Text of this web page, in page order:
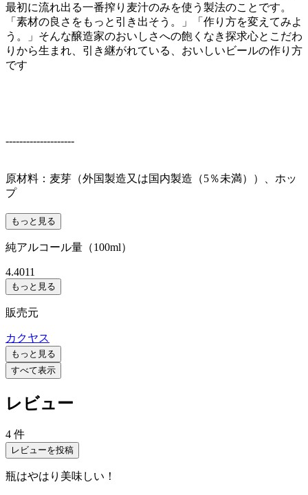
最初に流れ出る一番搾り麦汁のみを使う製法のことです。
「素材の良さをもっと引き出そう。」「作り方を変えてみよ
う。」そんな醸造家のおいしさへの飽くなき探求心とこだわ
りから生まれ、引き継がれている、おいしいビールの作り方
です
--------------------
原材料：麦芽（外国製造又は国内製造（5％未満））、ホッ
プ
もっと見る
純アルコール量（100ml）
4.4011
もっと見る
販売元
カクヤス
もっと見る
すべて表示
レビュー
4 件
レビューを投稿
瓶はやはり美味しい！